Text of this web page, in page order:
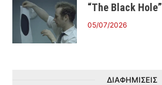
“The Black Hole”
05/07/2026
ΔΙΑΦΗΜΙΣΕΙΣ